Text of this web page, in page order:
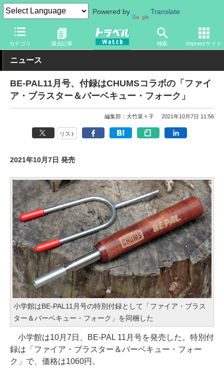
Powered by Translate
カテゴリ 過去記事 検索 Impressサイト
トラベル Watch 旅のアイテム 旅行グッズ その他
ニュース
BE-PAL11月号、付録はCHUMSコラボの「ファイ
ア・ブラスター＆バーベキュー・フォーク」
編集部：大竹菜々子 2021年10月7日 11:56
リスト
2021年10月7日 発売
小学館はBE-PAL11月号の特別付録として「ファイア・ブラス
ター＆バーベキュー・フォーク」を同梱した
小学館は10月7日、BE-PAL 11月号を発売した。特別付
録は「ファイア・ブラスター＆バーベキュー・フォー
ク」で、価格は1060円。